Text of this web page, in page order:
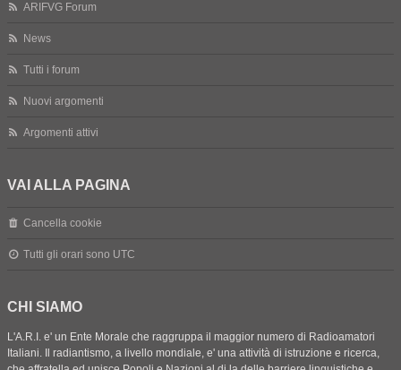
ARIFVG Forum
News
Tutti i forum
Nuovi argomenti
Argomenti attivi
VAI ALLA PAGINA
Cancella cookie
Tutti gli orari sono UTC
CHI SIAMO
L'A.R.I. e' un Ente Morale che raggruppa il maggior numero di Radioamatori
Italiani. Il radiantismo, a livello mondiale, e' una attività di istruzione e ricerca,